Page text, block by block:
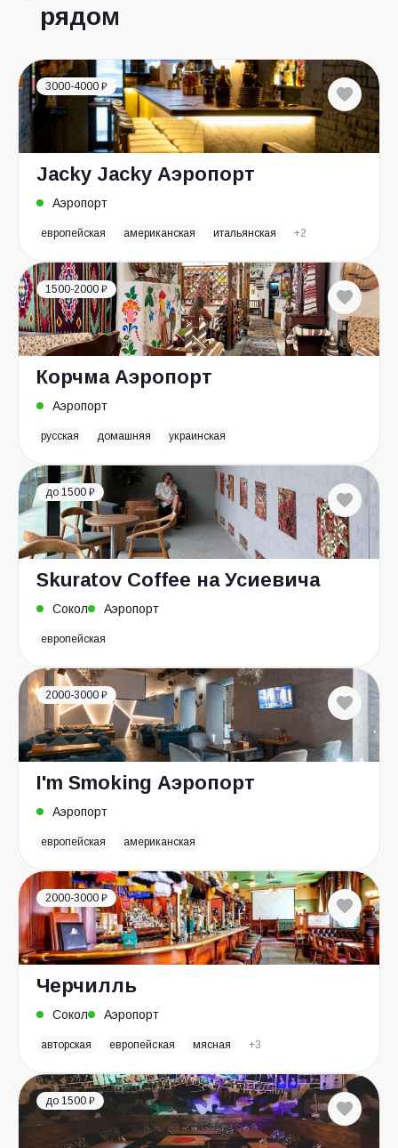
рядом
3000-4000 ₽
Jacky Jacky Аэропорт
Аэропорт
европейская американская итальянская +2
1500-2000 ₽
Корчма Аэропорт
Аэропорт
русская домашняя украинская
до 1500 ₽
Skuratov Coffee на Усиевича
Сокол Аэропорт
европейская
2000-3000 ₽
I'm Smoking Аэропорт
Аэропорт
европейская американская
2000-3000 ₽
Черчилль
Сокол Аэропорт
авторская европейская мясная +3
до 1500 ₽